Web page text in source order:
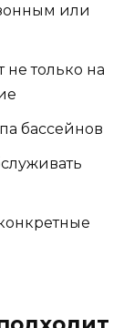
или
только на
бассейнов